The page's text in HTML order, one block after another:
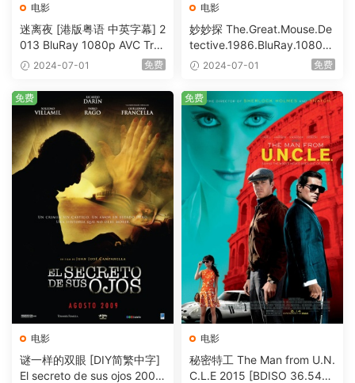
电影
迷离夜 [港版粤语 中英字幕] 2
013 BluRay 1080p AVC Tru
eHD5.1 [BDISO 22.64GB]
2024-07-01 免费
电影
妙妙探 The.Great.Mouse.De
tective.1986.BluRay.1080p.
AVC.DTS-HD.MA.5.1-HDHo
2024-07-01 免费
电影
谜一样的双眼 [DIY简繁中字]
El secreto de sus ojos 2009
免费
电影
秘密特工 The Man from U.N.
C.L.E 2015 [BDISO 36.54G
免费